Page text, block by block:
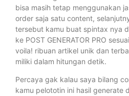
bisa masih tetap menggunakan
order saja satu content,
tersebut kamu buat spintax nya
ke POST GENERATOR PRO
voila! ribuan artikel unik dan
miliki dalam hitungan detik.
Percaya gak kalau saya bilang
kamu pelototin ini hasil generate